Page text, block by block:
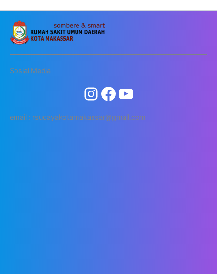
Sosial Media
email : rsudayakotamakassar@gmail.com